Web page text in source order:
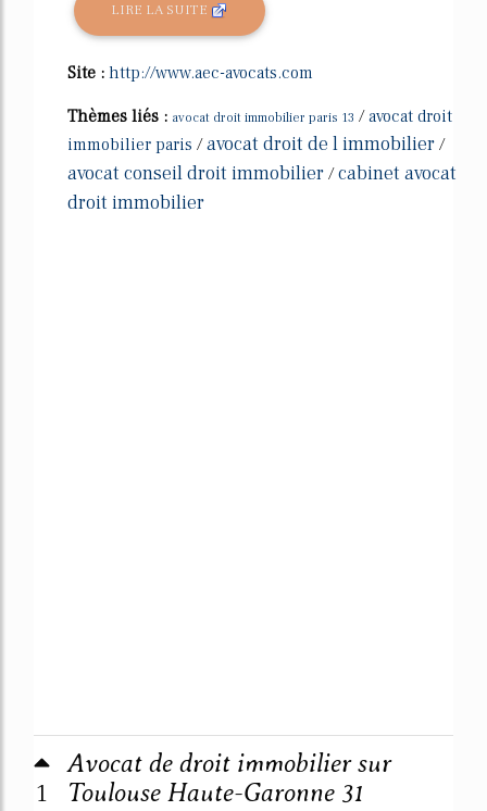
LIRE LA SUITE
Site : http://www.aec-avocats.com
Thèmes liés : avocat droit immobilier paris 13 /avocat droit
immobilier paris /avocat droit de l immobilier /
avocat conseil droit immobilier /cabinet avocat
droit immobilier
1
Avocat de droit immobilier sur
Toulouse Haute-Garonne 31